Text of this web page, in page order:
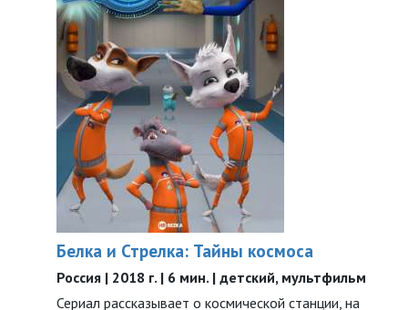
Белка и Стрелка: Тайны космоса
Россия | 2018 г. | 6 мин. | детский, мультфильм
Сериал рассказывает о космической станции, на